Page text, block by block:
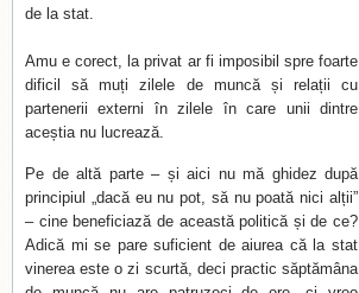
de la stat.
Amu e corect, la privat ar fi imposibil spre foarte
dificil să muți zilele de muncă și relații cu
partenerii externi în zilele în care unii dintre
aceștia nu lucrează.
Pe de altă parte – și aici nu mă ghidez după
principiul „dacă eu nu pot, să nu poată nici alții”
– cine beneficiază de această politică și de ce?
Adică mi se pare suficient de aiurea că la stat
vinerea este o zi scurtă, deci practic săptămâna